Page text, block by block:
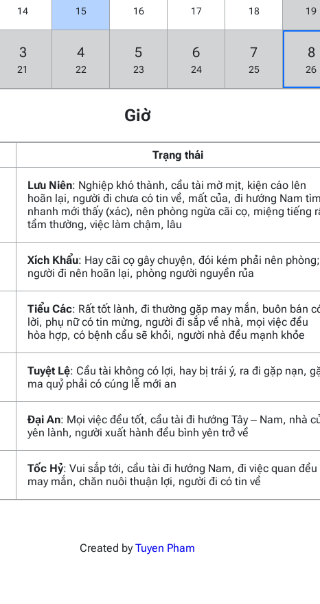
14 15 16 17 18 19
3
21
4
22
5
23
6
24
7
25
8
26
Giờ
Trạng thái
Lưu Niên: Nghiệp khó thành, cầu tài mờ mịt, kiện cáo lên
hoãn lại, người đi chưa có tin về, mất của, đi hướng Nam tìm
nhanh mới thấy (xác), nên phòng ngừa cãi cọ, miệng tiếng
tầm thường, việc làm chậm, lâu
Xích Khẩu: Hay cãi cọ gây chuyện, đói kém phải nên phòng;
người đi nên hoãn lại, phòng người nguyền rủa
Tiểu Các: Rất tốt lành, đi thường gặp may mắn, buôn bán
lời, phụ nữ có tin mừng, người đi sắp về nhà, mọi việc đều
hòa hợp, có bệnh cầu sẽ khỏi, người nhà đều mạnh khỏe
Tuyệt Lệ: Cầu tài không có lợi, hay bị trái ý, ra đi gặp nạn,
ma quỷ phải có cúng lễ mới an
Đại An: Mọi việc đều tốt, cầu tài đi hướng Tây – Nam, nhà
yên lành, người xuất hành đều bình yên trở về
Tốc Hỷ: Vui sắp tới, cầu tài đi hướng Nam, đi việc quan đều
may mắn, chăn nuôi thuận lợi, người đi có tin về
Created byTuyen Pham